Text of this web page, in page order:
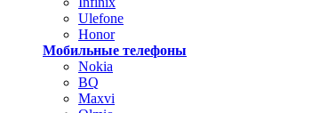
Ulefone
Honor
Мобильные телефоны
Nokia
BQ
Maxvi